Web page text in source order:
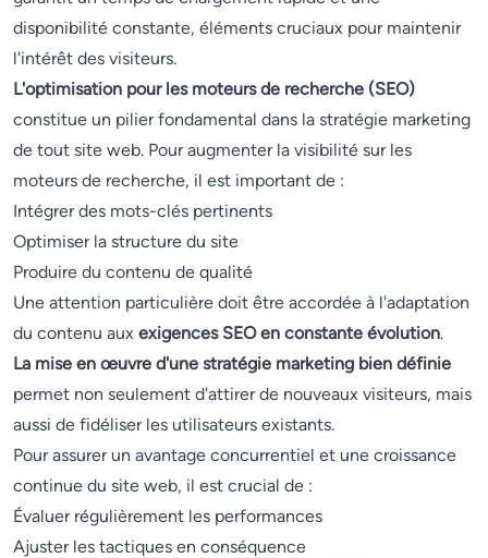
disponibilité constante, éléments cruciaux pour maintenir
l'intérêt des visiteurs.
L'optimisation pour les moteurs de recherche (SEO)
constitue un pilier fondamental dans la stratégie marketing
de tout site web. Pour augmenter la visibilité sur les
moteurs de recherche, il est important de :
Intégrer des mots-clés pertinents
Optimiser la structure du site
Produire du contenu de qualité
Une attention particulière doit être accordée à l'adaptation
du contenu aux exigences SEO en constante évolution.
La mise en œuvre d'une stratégie marketing bien définie
permet non seulement d'attirer de nouveaux visiteurs, mais
aussi de fidéliser les utilisateurs existants.
Pour assurer un avantage concurrentiel et une croissance
continue du site web, il est crucial de :
Évaluer régulièrement les performances
Ajuster les tactiques en conséquence